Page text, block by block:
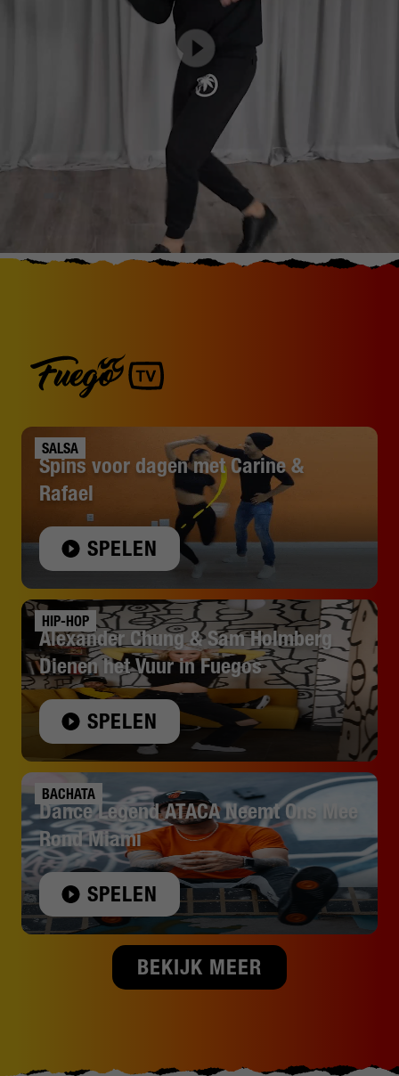
SALSA
Spins voor dagen met Carine &
Rafael
SPELEN
HIP-HOP
Alexander Chung & Sam Holmberg
Dienen het Vuur in Fuegos
SPELEN
BACHATA
Dance Legend ATACA Neemt Ons Mee
Rond Miami
SPELEN
BEKIJK MEER